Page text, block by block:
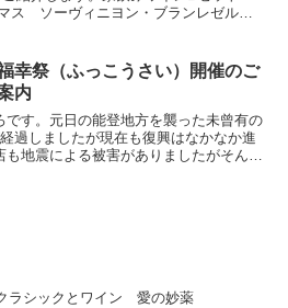
ス ソーヴィニヨン・ブランレゼルヴ
幸祭（ふっこうさい）開催のご
内
す。元日の能登地方を襲った未曾有の
過しましたが現在も復興はなかなか進
地震による被害がありましたがそんな
ラシックとワイン 愛の妙薬